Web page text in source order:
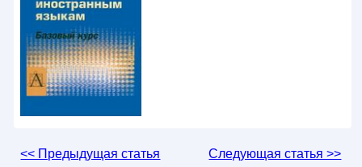
<< Предыдущая статья Следующая статья >>